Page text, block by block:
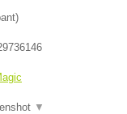
)
▼